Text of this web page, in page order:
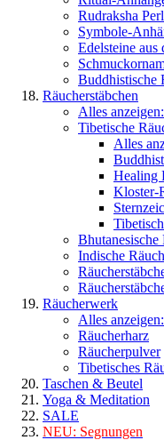
Rudraksha
Symbole-
Edelsteine aus
Buddhistische
Räucherstäbchen
Alles
Tibetische
Alles
Healing
Kloster-
Bhutanesische
Indische
Räucherwerk
Alles
Räucherharz
Räucherpulver
Tibetisches
Taschen & Beutel
Yoga & Meditation
SALE
NEU: Segnungen